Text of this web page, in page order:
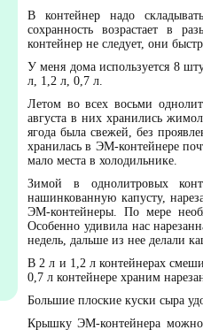
В контейнер надо
сохранность возрастает в
контейнер не следует, они
У меня дома используется 8
л, 1,2 л, 0,7 л.
Летом во всех восьми
августа в них хранились
ягода была свежей, без
хранилась в ЭМ-контейнере
мало места в холодильнике.
Зимой в однолитровых
нашинкованную капусту,
ЭМ-контейнеры. По мере
Особенно удивила нас
недель, дальше из нее делали
В 2 л и 1,2 л контейнерах
0,7 л контейнере храним
Большие плоские куски сыра
Крышку ЭМ-контейнера можно